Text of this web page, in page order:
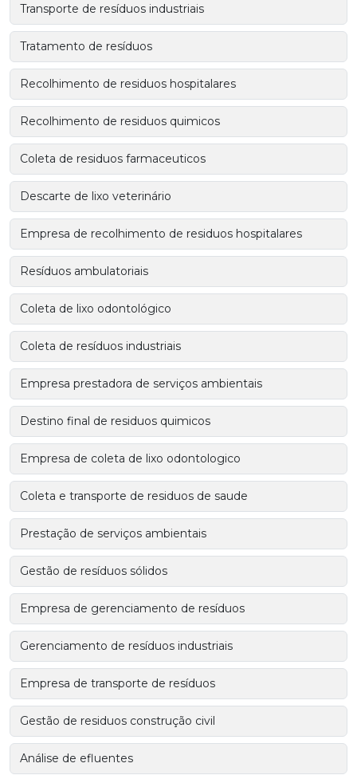
Transporte de resíduos industriais
Tratamento de resíduos
Recolhimento de residuos hospitalares
Recolhimento de residuos quimicos
Coleta de residuos farmaceuticos
Descarte de lixo veterinário
Empresa de recolhimento de residuos hospitalares
Resíduos ambulatoriais
Coleta de lixo odontológico
Coleta de resíduos industriais
Empresa prestadora de serviços ambientais
Destino final de residuos quimicos
Empresa de coleta de lixo odontologico
Coleta e transporte de residuos de saude
Prestação de serviços ambientais
Gestão de resíduos sólidos
Empresa de gerenciamento de resíduos
Gerenciamento de resíduos industriais
Empresa de transporte de resíduos
Gestão de residuos construção civil
Análise de efluentes